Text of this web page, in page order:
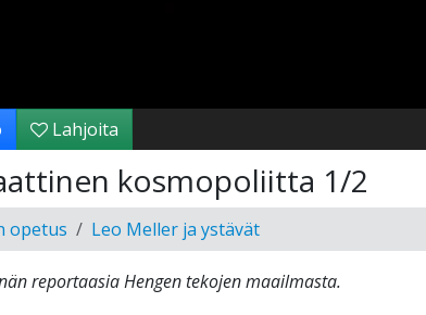
Lahjoita
kosmopoliitta 1/2
opetus Leo Meller ja ystävät
reportaasia Hengen tekojen maailmasta.